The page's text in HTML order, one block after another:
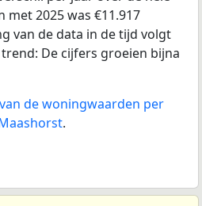
met 2025 was €11.917
van de data in de tijd volgt
De cijfers groeien bijna
de woningwaarden per
.